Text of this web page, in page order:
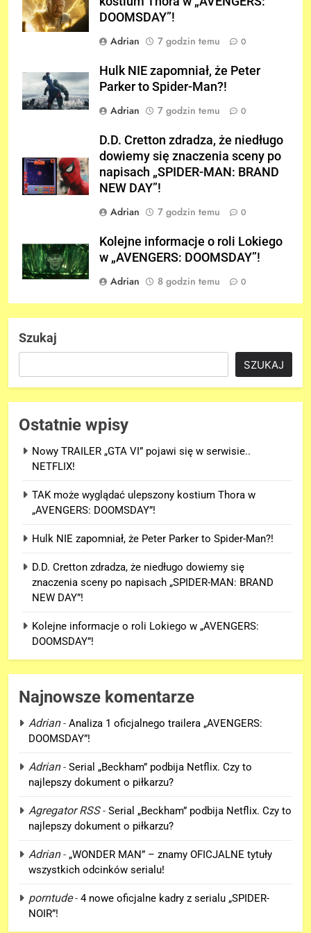
DOOMSDAY”!
Adrian
7 godzin temu 0
Hulk NIE zapomniał, że Peter
Parker to Spider-Man?!
Adrian
7 godzin temu 0
D.D. Cretton zdradza, że niedługo
dowiemy się znaczenia sceny po
napisach „SPIDER-MAN: BRAND
NEW DAY”!
Adrian
7 godzin temu 0
Kolejne informacje o roli Lokiego
w „AVENGERS: DOOMSDAY”!
Adrian
8 godzin temu 0
Szukaj
SZUKAJ
Ostatnie wpisy
Nowy TRAILER „GTA VI” pojawi się w serwisie..
NETFLIX!
TAK może wyglądać ulepszony kostium Thora w
„AVENGERS: DOOMSDAY”!
Hulk NIE zapomniał, że Peter Parker to Spider-Man?!
D.D. Cretton zdradza, że niedługo dowiemy się
znaczenia sceny po napisach „SPIDER-MAN: BRAND
NEW DAY”!
Kolejne informacje o roli Lokiego w „AVENGERS:
DOOMSDAY”!
Najnowsze komentarze
Adrian- Analiza 1 oficjalnego trailera „AVENGERS:
DOOMSDAY”!
Adrian- Serial „Beckham” podbija Netflix. Czy to
najlepszy dokument o piłkarzu?
Agregator RSS- Serial „Beckham” podbija Netflix. Czy to
najlepszy dokument o piłkarzu?
Adrian- „WONDER MAN” – znamy OFICJALNE tytuły
wszystkich odcinków serialu!
porntude- 4 nowe oficjalne kadry z serialu „SPIDER-
NOIR”!
5
Kolejne informacje o roli
DOOMSDAY”!
FILMY